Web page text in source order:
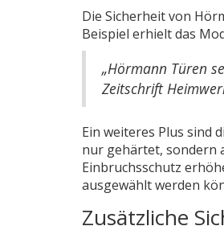
Die Sicherheit von
Beispiel erhielt das
„Hörmann Türen
Zeitschrift
Ein weiteres Plus sind
nur gehärtet, sondern
Einbruchsschutz
ausgewählt werden
Zusätzliche